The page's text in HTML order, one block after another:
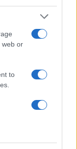
web or
to
γιοτ
μπάντα που
και τους
– Πέθανε ο
για να
της